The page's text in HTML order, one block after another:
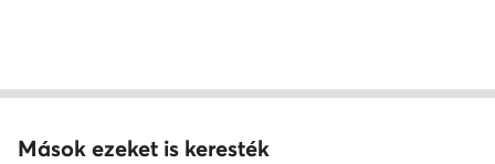
Mások ezeket is keresték